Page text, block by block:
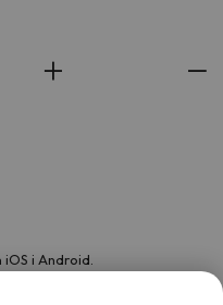
i Android.